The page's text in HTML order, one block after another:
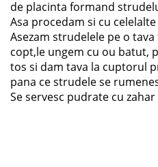
de placinta formand
Asa procedam si cu
Asezam strudelele pe o
copt,le ungem cu ou batut,
tos si dam tava la cuptorul
pana ce strudele se
Se servesc pudrate cu